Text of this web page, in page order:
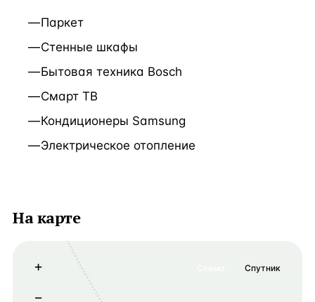
Паркет
Стенные шкафы
Бытовая техника Bosch
Смарт ТВ
Кондиционеры Samsung
Электрическое отопление
На карте
+
−
Спутник